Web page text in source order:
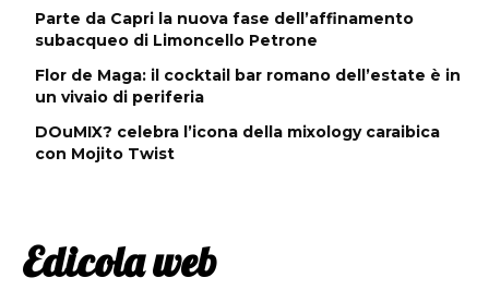
Parte da Capri la nuova fase dell’affinamento
subacqueo di Limoncello Petrone
Flor de Maga: il cocktail bar romano dell’estate è in
un vivaio di periferia
DOuMIX? celebra l’icona della mixology caraibica
con Mojito Twist
Edicola web